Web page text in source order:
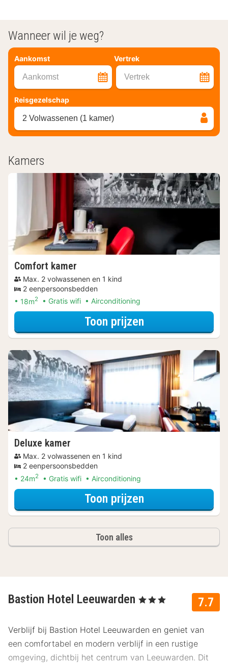
Wanneer wil je weg?
Aankomst Vertrek
Aankomst Vertrek
Reisgezelschap
2 Volwassenen (1 kamer)
Kamers
Comfort kamer
Max. 2 volwassenen en 1 kind
2 eenpersoonsbedden
18m2 Gratis wifi Airconditioning
Toon prijzenvoor Met
Deluxe kamer
Max. 2 volwassenen en 1 kind
2 eenpersoonsbedden
24m2 Gratis wifi Airconditioning
Toon prijzenvoor Met
Toon alles
7.7
Bastion Hotel Leeuwarden , 3 Sterren
Verblijf bij Bastion Hotel Leeuwarden en geniet van
een comfortabel en modern verblijf in een rustige
omgeving, dichtbij het centrum van Leeuwarden. Dit